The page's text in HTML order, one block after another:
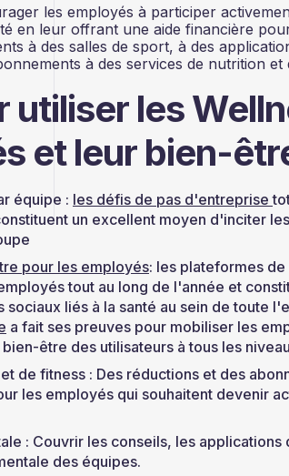
les employés à participer
en leur offrant une aide financière
à des salles de sport, à des
à des services de nutrition et
utiliser les
et leur bien-
équipe : les défis de pas d'entreprise
un excellent moyen d'inciter
pour les employés: les plateformes
tout au long de l'année et
sociaux liés à la santé au sein de toute
a fait ses preuves pour mobiliser les
être des utilisateurs à tous les
de fitness : Des réductions et des
les employés qui souhaitent devenir
: Couvrir les conseils, les
des équipes.